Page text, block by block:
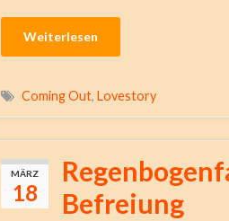
Weiterlesen
Coming Out, Lovestory
MÄRZ
18
Befreiung